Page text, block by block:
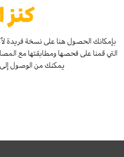
كنز
بإمكانك الحصول هنا على نسخة فريدة
التي قمنا على فحصها ومطابقتها مع
يمكنك من الوصول إلى